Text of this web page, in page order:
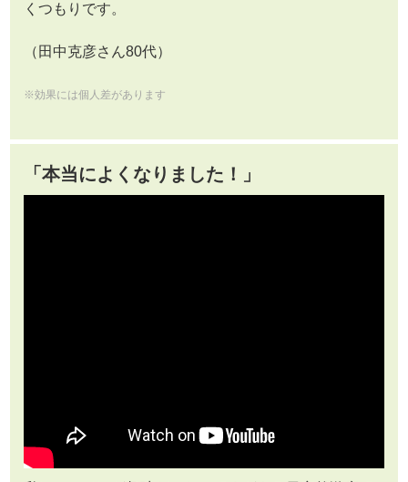
くつもりです。
（田中克彦さん80代）
※効果には個人差があります
「本当によくなりました！」